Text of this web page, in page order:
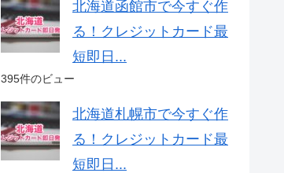
北海道函館市で今すぐ作
る！クレジットカード最
短即日...
395件のビュー
北海道札幌市で今すぐ作
る！クレジットカード最
短即日...